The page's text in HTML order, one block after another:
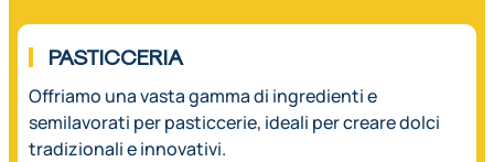
01.
PASTICCERIA
Offriamo una vasta gamma di ingredienti e
semilavorati per pasticcerie, ideali per creare dolci
tradizionali e innovativi.